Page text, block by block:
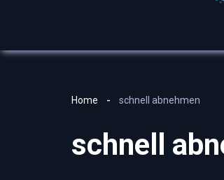
Home schnell abnehmen
schnell